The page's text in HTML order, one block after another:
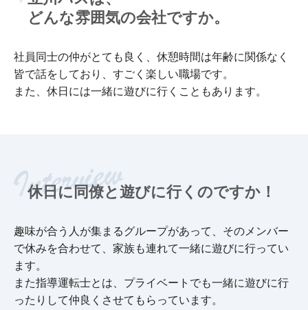
どんな雰囲気の会社ですか。
社員同士の仲がとても良く、休憩時間は年齢に関係なく
皆で話をしており、すごく楽しい職場です。
また、休日には一緒に遊びに行くこともあります。
休日に同僚と遊びに行くのですか！
趣味が合う人が集まるグループがあって、そのメンバー
で休みを合わせて、家族も連れて一緒に遊びに行ってい
ます。
また指導運転士とは、プライベートでも一緒に遊びに行
ったりして仲良くさせてもらっています。